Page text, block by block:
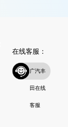
在线客服：
广汽丰
田在线
客服